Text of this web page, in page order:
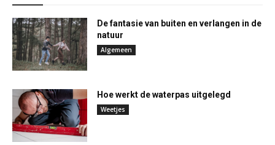
De fantasie van buiten en verlangen in de
natuur
Algemeen
Hoe werkt de waterpas uitgelegd
Weetjes